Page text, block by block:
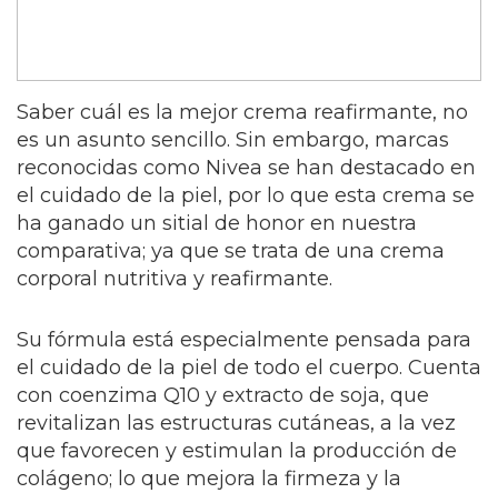
Saber cuál es la mejor crema reafirmante, no
es un asunto sencillo. Sin embargo, marcas
reconocidas como Nivea se han destacado en
el cuidado de la piel, por lo que esta crema se
ha ganado un sitial de honor en nuestra
comparativa; ya que se trata de una crema
corporal nutritiva y reafirmante.
Su fórmula está especialmente pensada para
el cuidado de la piel de todo el cuerpo. Cuenta
con coenzima Q10 y extracto de soja, que
revitalizan las estructuras cutáneas, a la vez
que favorecen y estimulan la producción de
colágeno; lo que mejora la firmeza y la